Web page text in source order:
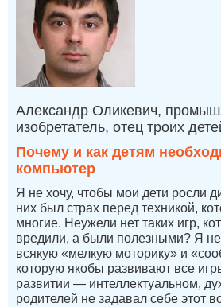
Александр Оликевич,
изобретатель, отец троих
Почему и как детям
компьютер
Я не хочу, чтобы мои дети росли
них был страх перед техникой,
многие. Неужели нет таких игр,
вредили, а были полезными? Я
всякую «мелкую моторику» и
которую якобы развивают все
развитии — интеллектуальном,
родителей не задавал себе этот